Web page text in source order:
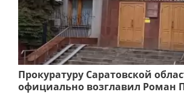
Прокуратуру Саратовской
официально возглавил Роман